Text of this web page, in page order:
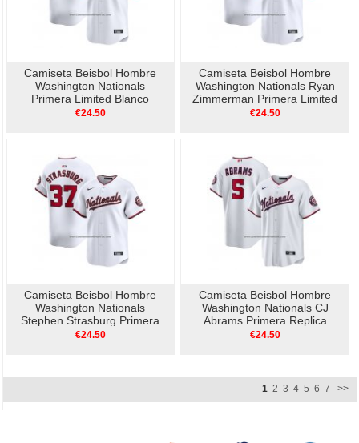
Camiseta Beisbol Hombre
Washington Nationals
Primera Limited Blanco
€24.50
Camiseta Beisbol Hombre
Washington Nationals Ryan
Zimmerman Primera Limited
Blanco
€24.50
Camiseta Beisbol Hombre
Washington Nationals
Stephen Strasburg Primera
Limited Blanco
€24.50
Camiseta Beisbol Hombre
Washington Nationals CJ
Abrams Primera Replica
Blanco
€24.50
1 2 3 4 5 6 7 >>